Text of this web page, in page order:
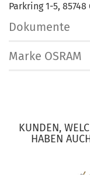
Parkring 1-5,
Dokumente
Marke OSRAM
KUNDEN,
HABEN